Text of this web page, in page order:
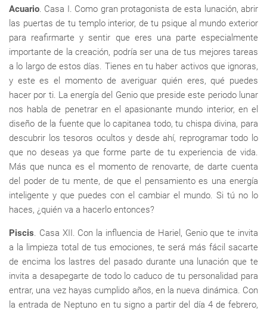
Acuario. Casa I. Como gran protagonista de esta lunación, abrir
las puertas de tu templo interior, de tu psique al mundo exterior
para reafirmarte y sentir que eres una parte especialmente
importante de la creación, podría ser una de tus mejores tareas
a lo largo de estos días. Tienes en tu haber activos que ignoras,
y este es el momento de averiguar quién eres, qué puedes
hacer por ti. La energía del Genio que preside este periodo lunar
nos habla de penetrar en el apasionante mundo interior, en el
diseño de la fuente que lo capitanea todo, tu chispa divina, para
descubrir los tesoros ocultos y desde ahí, reprogramar todo lo
que no deseas ya que forme parte de tu experiencia de vida.
Más que nunca es el momento de renovarte, de darte cuenta
del poder de tu mente, de que el pensamiento es una energía
inteligente y que puedes con el cambiar el mundo. Si tú no lo
haces, ¿quién va a hacerlo entonces?
Piscis. Casa XII. Con la influencia de Hariel, Genio que te invita
a la limpieza total de tus emociones, te será más fácil sacarte
de encima los lastres del pasado durante una lunación que te
invita a desapegarte de todo lo caduco de tu personalidad para
entrar, una vez hayas cumplido años, en la nueva dinámica. Con
la entrada de Neptuno en tu signo a partir del día 4 de febrero,